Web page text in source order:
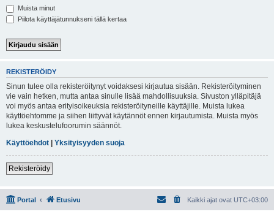
Muista minut
Piilota käyttäjätunnukseni tällä kertaa
REKISTERÖIDY
Sinun tulee olla rekisteröitynyt voidaksesi kirjautua sisään. Rekisteröityminen
vie vain hetken, mutta antaa sinulle lisää mahdollisuuksia. Sivuston ylläpitäjä
voi myös antaa erityisoikeuksia rekisteröityneille käyttäjille. Muista lukea
käyttöehtomme ja siihen liittyvät käytännöt ennen kirjautumista. Muista myös
lukea keskustelufoorumin säännöt.
Käyttöehdot | Yksityisyyden suoja
Rekisteröidy
Portal Etusivu Kaikki ajat ovat UTC+03:00